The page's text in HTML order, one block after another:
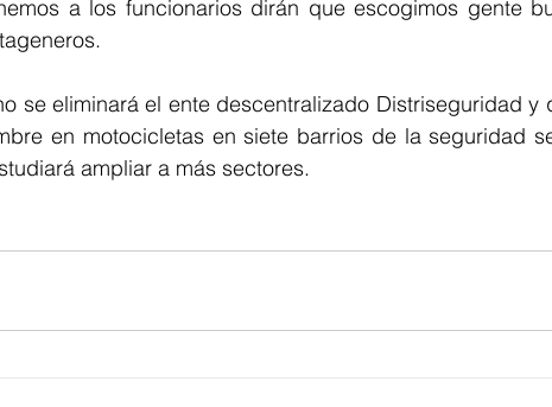
a los funcionarios dirán que escogimos gente
se eliminará el ente descentralizado Distriseguridad y
en motocicletas en siete barrios de la seguridad
ampliar a más sectores.